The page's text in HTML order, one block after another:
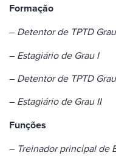
Formação
– Detentor de TPTD
– Estagiário de Grau I
– Detentor de TPTD
– Estagiário de Grau II
Funções
– Treinador principal de